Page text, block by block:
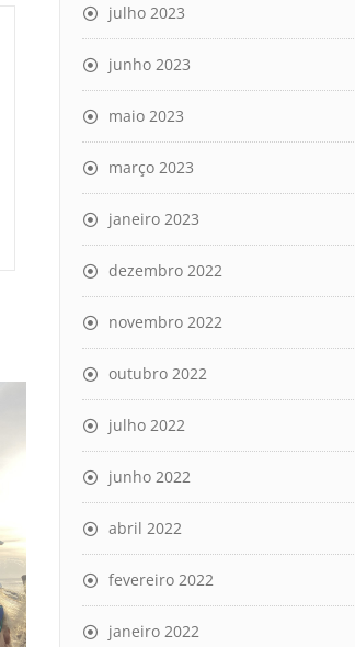
julho 2023
junho 2023
maio 2023
março 2023
janeiro 2023
dezembro 2022
novembro 2022
outubro 2022
julho 2022
junho 2022
abril 2022
fevereiro 2022
janeiro 2022